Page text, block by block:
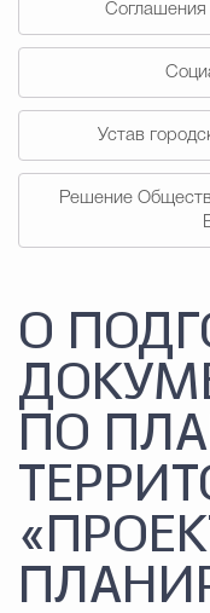
Соглашения
Устав
Решение
О
ПО
«ПРОЕКТ